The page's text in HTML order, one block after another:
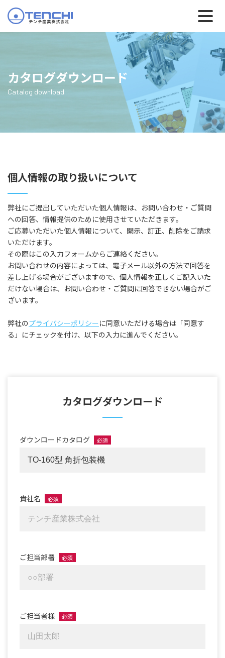
カタログダウンロード
Catalog download
個人情報の取り扱いについて
弊社にご提出していただいた個人情報は、お問い合わせ・ご質問
への回答、情報提供のために使用させていただきます。
ご応募いただいた個人情報について、開示、訂正、削除をご請求
いただけます。
その際はこの入力フォームからご連絡ください。
お問い合わせの内容によっては、電子メール以外の方法で回答を
差し上げる場合がございますので、個人情報を正しくご記入いた
だけない場合は、お問い合わせ・ご質問に回答できない場合がご
ざいます。
弊社のプライバシーポリシーに同意いただける場合は「同意す
る」にチェックを付け、以下の入力に進んでください。
カタログダウンロード
ダウンロードカタログ 必須
貴社名 必須
ご担当部署 必須
ご担当者様 必須